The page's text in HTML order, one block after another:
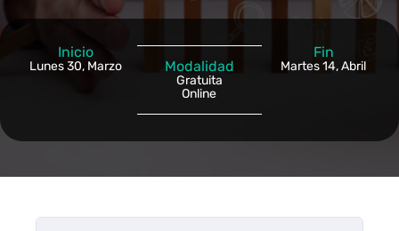
Inicio
Lunes 30, Marzo Modalidad
Gratuita
Online
Fin
Martes 14, Abril